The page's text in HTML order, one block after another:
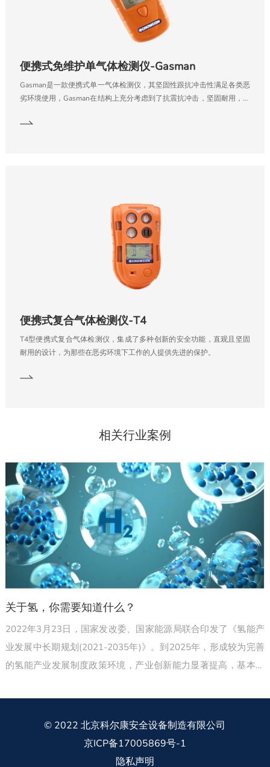
便携式免维护单气体检测仪-Gasman
Gasman是一款便携式单一气体检测仪，其坚固性跟抗冲击性满足各类恶
劣环境使用，Gasman在结构上充分考虑到了抗震抗冲击，坚固耐用，防
便携式复合气体检测仪-T4
T4型便携式复合气体检测仪，集成了多种创新的安全功能，直观且坚固
耐用的设计，为那些在恶劣环境下工作的人提供先进的保护。
相关行业案例
关于氢，你需要知道什么？
2022年3月23日，国家发改委、国家能源局联合印发了《氢能产
业发展中长期规划(2021-2035年)》。到2025年，形成较为完善
的氢能产业发展制度政策环境，产业创新能力显著提高，基本掌
系。
© 2022 北京科尔康安全设备制造有限公司
京ICP备17005869号-1
隐私声明